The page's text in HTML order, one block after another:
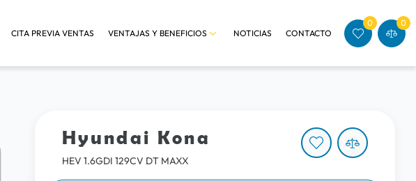
CITA PREVIA VENTAS VENTAJAS Y BENEFICIOS NOTICIAS CONTACTO
0 0
Hyundai Kona
HEV 1.6GDI 129CV DT MAXX